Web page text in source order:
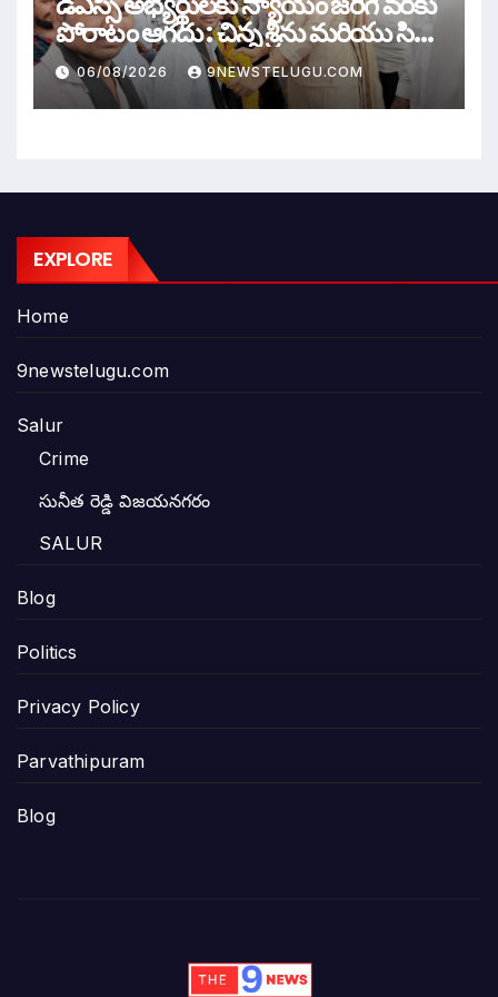
పోరాటం ఆగదు : చిన్న శ్రీను మరియు సిరి
సహస్ర
06/08/2026 9NEWSTELUGU.COM
EXPLORE
Home
9newstelugu.com
Salur
Crime
సునీత రెడ్డి విజయనగరం
SALUR
Blog
Politics
Privacy Policy
Parvathipuram
Blog